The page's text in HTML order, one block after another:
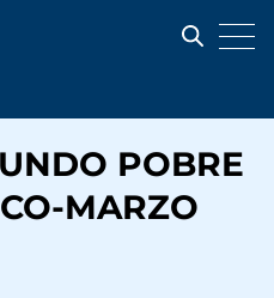
POBRE
MARZO